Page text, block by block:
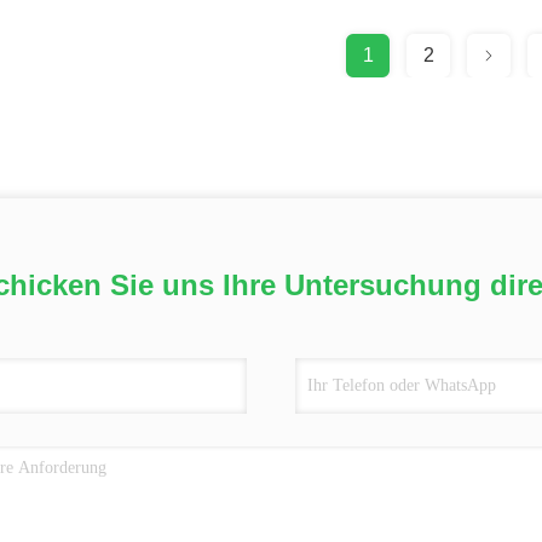
1 2
Sie uns Ihre Untersuchung